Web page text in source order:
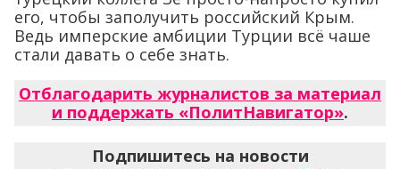
его, чтобы заполучить российский Крым.
Ведь имперские амбиции Турции всё чаше
стали давать о себе знать.
Отблагодарить журналистов за материал
и поддержать «ПолитНавигатор».
Подпишитесь на новости